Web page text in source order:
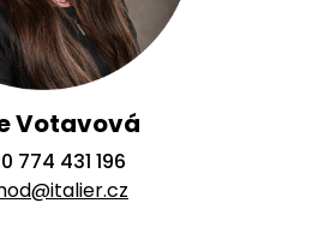
Votavová
774 431 196